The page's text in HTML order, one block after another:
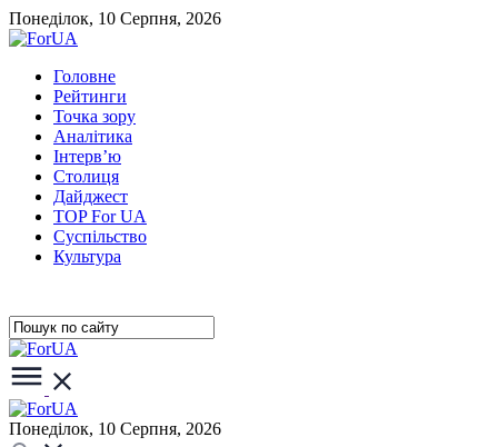
Понеділок, 10 Серпня, 2026
Головне
Рейтинги
Точка зору
Аналітика
Інтерв’ю
Столиця
Дайджест
TOP For UA
Суспiльство
Культура
Понеділок, 10 Серпня, 2026